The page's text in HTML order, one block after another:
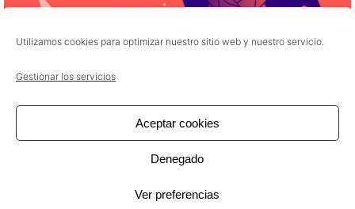
Utilizamos cookies para optimizar nuestro sitio web y nuestro servicio.
Gestionar los servicios
Aceptar cookies
Denegado
Ver preferencias
30/01/2023 5 min lectura
sector de salud
Negocio online